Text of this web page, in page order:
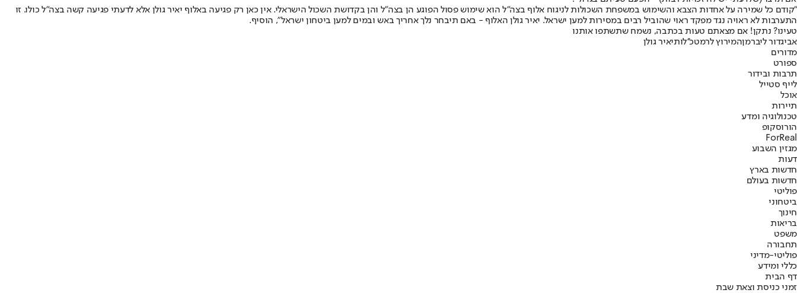
"קודם כל שמירה על אחדות הצבא והשימוש במשפחת השכולות לניגוח אלוף בצה"ל הוא שימוש פסול הפוגע הן בצה"ל והן בקדושת השכול הישראלי. אין כאן רק פגיעה באלוף יאיר גולן אלא לדעתי פגיעה קשה בצה"ל כולו. זו
התערבות לא ראויה נגד מפקד ראוי שהוביל רבים במסירות למען ישראל. יאיר גולן האלוף - באם תיבחר נלך אחריך באש ובמים למען ביטחון ישראל", הוסיף.
טעינו? נתקן! אם מצאתם טעות בכתבה, נשמח שתשתפו אותנו
אביגדור ליברמןהמירוץ לרמטכ''לותיאיר גולן
מדורים
ספורט
תרבות ובידור
לייף סטייל
אוכל
תיירות
טכנולוגיה ומדע
הורוסקופ
ForReal
מגזין השבוע
דעות
חדשות בארץ
חדשות בעולם
פוליטי
ביטחוני
חינוך
בריאות
משפט
תחבורה
פוליטי-מדיני
כללי ומידע
דף הבית
זמני כניסת וצאת שבת